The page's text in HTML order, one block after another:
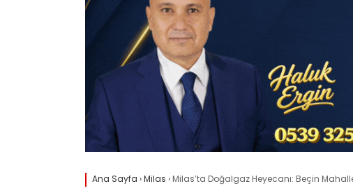
Ana Sayfa ›Milas › Milas’ta Doğalgaz Heyecanı: Beçin